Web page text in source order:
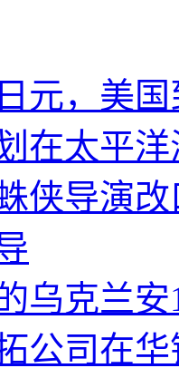
元，美
在太平
侠导演
乌克兰
公司在